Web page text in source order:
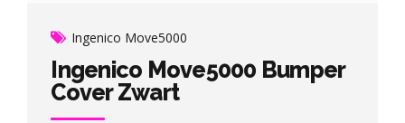
Ingenico Move5000
Ingenico Move5000 Bumper
Cover Zwart